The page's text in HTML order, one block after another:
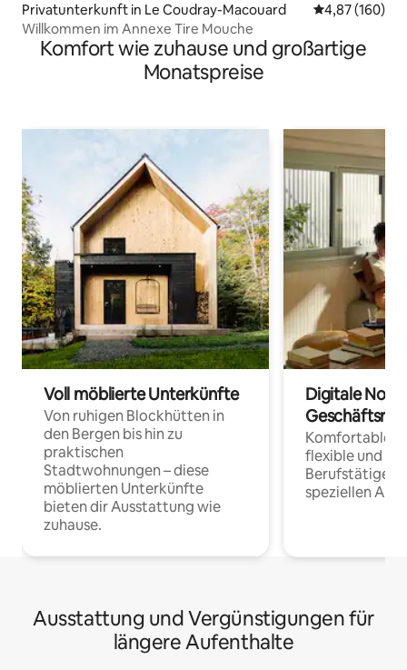
Privatunterkunft in Le Coudray-Macouard
4,87 (160)
Willkommen im Annexe Tire Mouche
Komfort wie zuhause und großartige
Monatspreise
Voll möblierte Unterkünfte
Von ruhigen Blockhütten in
den Bergen bis hin zu
praktischen
Stadtwohnungen – diese
möblierten Unterkünfte
bieten dir Ausstattung wie
zuhause.
Digitale
Komfortable
flexible und
Berufstätige
speziellen
Ausstattung und Vergünstigungen für
längere Aufenthalte